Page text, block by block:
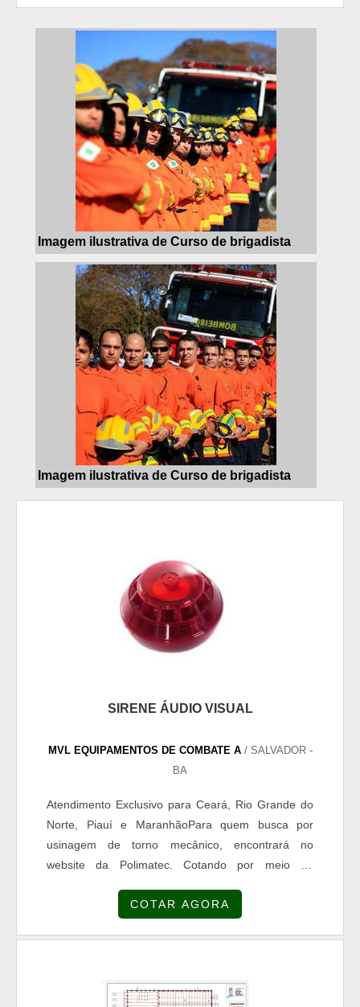
empresa tem em seu escopo aditivo époxi e perfil
profissiográfico previdenciário, visand...
Imagem ilustrativa de Curso de brigadista
Imagem ilustrativa de Curso de brigadista
SIRENE ÁUDIO VISUAL
MVL EQUIPAMENTOS DE COMBATE A/ SALVADOR -
BA
Atendimento Exclusivo para Ceará, Rio Grande do
Norte, Piauí e MaranhãoPara quem busca por
usinagem de torno mecânico, encontrará no
website da Polimatec. Cotando por meio da
qualidade.DETALHES SOBRE USINAGEM DE
tubulações, oferecendo o que há de melhor no
COTAR AGORA